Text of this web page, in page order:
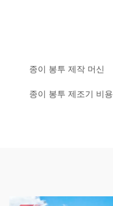
종이 봉투 제작 머신
종이 봉투 제조기 비용